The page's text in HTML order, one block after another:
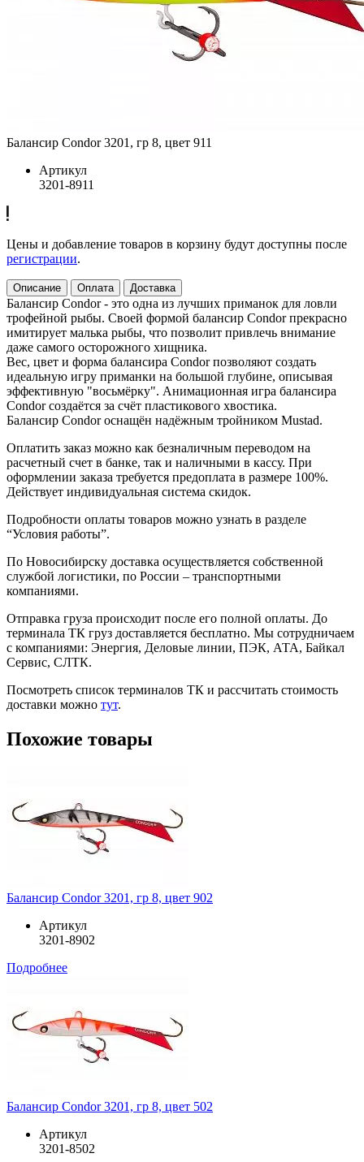
Балансир Condor 3201, гр 8, цвет 911
Артикул
3201-8911
Цены и добавление товаров в корзину будут доступны после
регистрации.
Описание Оплата Доставка
Балансир Condor - это одна из лучших приманок для ловли
трофейной рыбы. Своей формой балансир Condor прекрасно
имитирует малька рыбы, что позволит привлечь внимание
даже самого осторожного хищника.
Вес, цвет и форма балансира Condor позволяют создать
идеальную игру приманки на большой глубине, описывая
эффективную "восьмёрку". Анимационная игра балансира
Condor создаётся за счёт пластикового хвостика.
Балансир Condor оснащён надёжным тройником Mustad.
Оплатить заказ можно как безналичным переводом на
расчетный счет в банке, так и наличными в кассу. При
оформлении заказа требуется предоплата в размере 100%.
Действует индивидуальная система скидок.
Подробности оплаты товаров можно узнать в разделе
“Условия работы”.
По Новосибирску доставка осуществляется собственной
службой логистики, по России – транспортными
компаниями.
Отправка груза происходит после его полной оплаты. До
терминала ТК груз доставляется бесплатно. Мы сотрудничаем
с компаниями: Энергия, Деловые линии, ПЭК, АТА, Байкал
Сервис, СЛТК.
Посмотреть список терминалов ТК и рассчитать стоимость
доставки можно тут.
Похожие товары
Балансир Condor 3201, гр 8, цвет 902
Артикул
3201-8902
Подробнее
Балансир Condor 3201, гр 8, цвет 502
Артикул
3201-8502